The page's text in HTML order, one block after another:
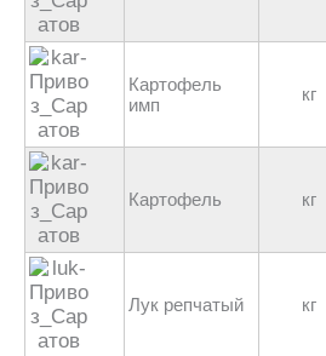
Картофель
имп
кг
Картофель кг
Лук репчатый кг